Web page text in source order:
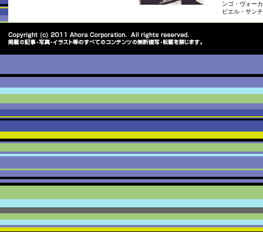
ンゴ・ヴォー
ビエル・サン